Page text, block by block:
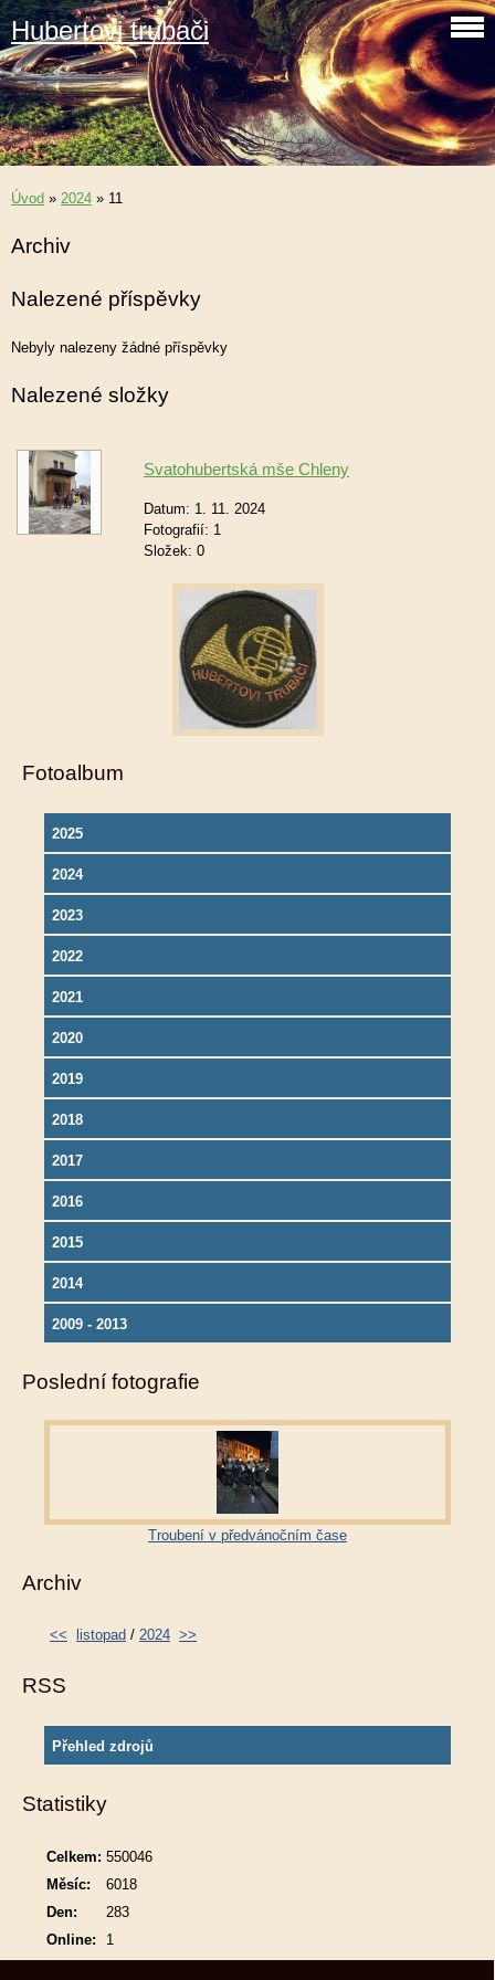
Hubertovi trubači
Úvod » 2024 » 11
Archiv
Nalezené příspěvky
Nebyly nalezeny žádné příspěvky
Nalezené složky
Svatohubertská mše Chleny
Datum: 1. 11. 2024
Fotografií: 1
Složek: 0
Fotoalbum
2025
2024
2023
2022
2021
2020
2019
2018
2017
2016
2015
2014
2009 - 2013
Poslední fotografie
Troubení v předvánočním čase
Archiv
<< listopad / 2024 >>
RSS
Přehled zdrojů
Statistiky
Online: 1
Celkem: 550046
Měsíc:
6018
Den:
283